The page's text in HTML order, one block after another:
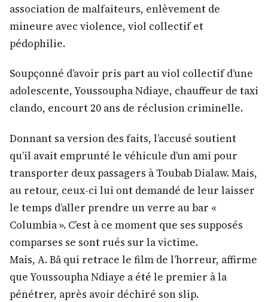
association de malfaiteurs, enlèvement de
mineure avec violence, viol collectif et
pédophilie.
Soupçonné d’avoir pris part au viol collectif d’une
adolescente, Youssoupha Ndiaye, chauffeur de taxi
clando, encourt 20 ans de réclusion criminelle.
Donnant sa version des faits, l’accusé soutient
qu’il avait emprunté le véhicule d’un ami pour
transporter deux passagers à Toubab Dialaw. Mais,
au retour, ceux-ci lui ont demandé de leur laisser
le temps d’aller prendre un verre au bar «
Columbia ». C’est à ce moment que ses supposés
comparses se sont rués sur la victime.
Mais, A. Bâ qui retrace le film de l’horreur, affirme
que Youssoupha Ndiaye a été le premier à la
pénétrer, après avoir déchiré son slip.